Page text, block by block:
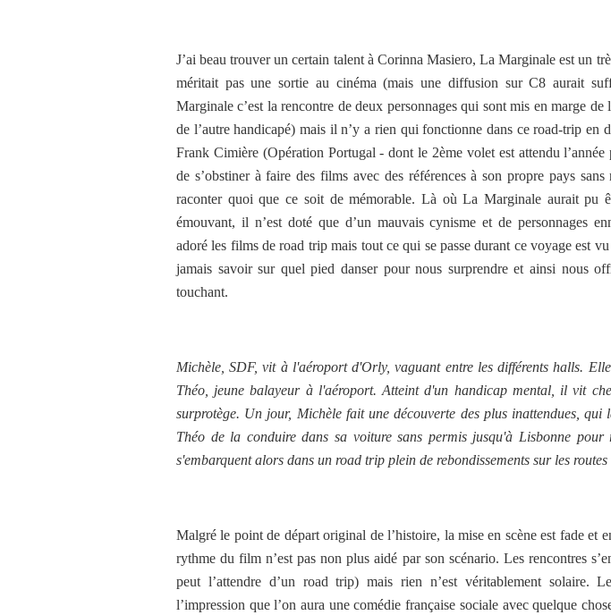
J’ai beau trouver un certain talent à Corinna Masiero, La Marginale est un
méritait pas une sortie au cinéma (mais une diffusion sur C8 aurait
Marginale c’est la rencontre de deux personnages qui sont mis en marge de
de l’autre handicapé) mais il n’y a rien qui fonctionne dans ce road-trip en
Frank Cimière (Opération Portugal - dont le 2ème volet est attendu
de s’obstiner à faire des films avec des références à son propre pays sans
raconter quoi que ce soit de mémorable. Là où La Marginale aurait pu
émouvant, il n’est doté que d’un mauvais cynisme et de personnages
adoré les films de road trip mais tout ce qui se passe durant ce voyage est
jamais savoir sur quel pied danser pour nous surprendre et ainsi nous
touchant.
Michèle, SDF, vit à l'aéroport d'Orly, vaguant entre les différents halls.
Théo, jeune balayeur à l'aéroport. Atteint d'un handicap mental, il vit
surprotège. Un jour, Michèle fait une découverte des plus inattendues, qui
Théo de la conduire dans sa voiture sans permis jusqu'à Lisbonne
s'embarquent alors dans un road trip plein de rebondissements sur les routes
Malgré le point de départ original de l’histoire, la mise en scène est fade et
rythme du film n’est pas non plus aidé par son scénario. Les rencontres
peut l’attendre d’un road trip) mais rien n’est véritablement solaire.
l’impression que l’on aura une comédie française sociale avec quelque